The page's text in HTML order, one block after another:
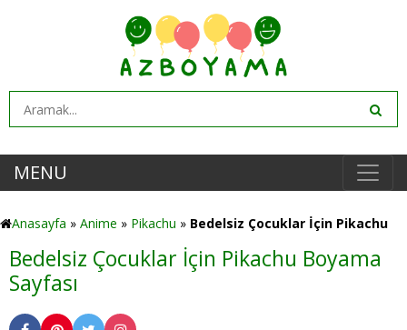
MENU
Anasayfa » Anime » Pikachu » Bedelsiz Çocuklar İçin Pikachu
Bedelsiz Çocuklar İçin Pikachu Boyama
Sayfası